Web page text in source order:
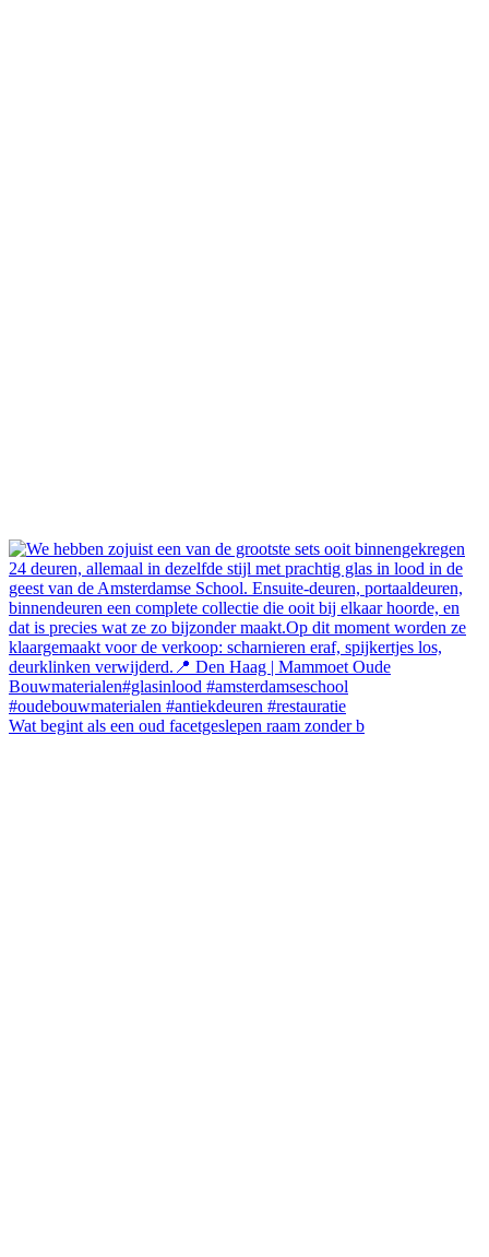
Wat begint als een oud facetgeslepen raam zonder b